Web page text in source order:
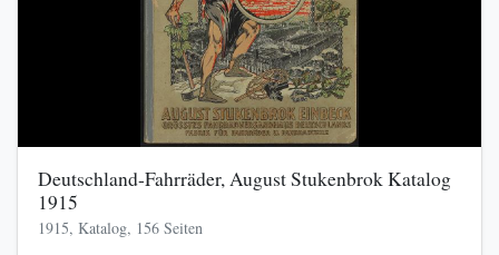
Deutschland-Fahrräder, August Stukenbrok Katalog
1915
1915, Katalog, 156 Seiten